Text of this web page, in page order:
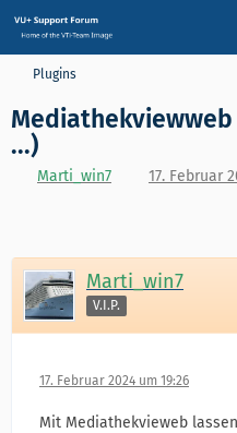
Plugins
Mediathekviewweb
...)
Marti_win7 17. Februar
Marti_win7
V.I.P.
17. Februar 2024 um 19:26
Mit Mediathekvieweb